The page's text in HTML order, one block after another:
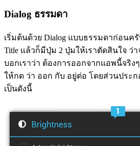
Dialog ธรรมดา
เริ่มต้นด้วย Dialog แบบธรรมดาก่อนครั
Title แล้วก็มีปุ่ม 2 ปุ่มให้เราตัดสินใจ ว่า
บอกเราว่า ต้องการออกจากแอพนี้จริง
ให้กด ว่า ออก กับ อยู่ต่อ โดยส่วนประก
เป็นดังนี้